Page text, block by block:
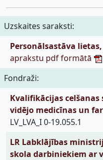
Uzskaites saraksti:
Personālsastāva lietas,
aprakstu pdf formātā
Fondraži:
Kvalifikācijas
vidējo medicīnas un
LV_LVA_I 0-19.055.1
LR Labklājības
skola darbiniekiem ar